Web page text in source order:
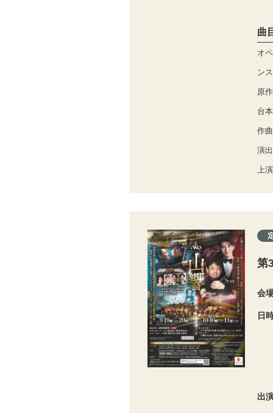
曲
オ
ン
原
台
作
演
上
第
会
日
出